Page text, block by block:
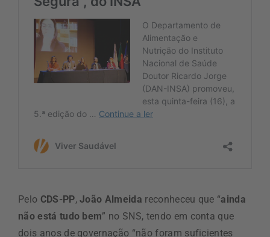
Pelo CDS-PP,João Almeida reconheceu que “ainda
não está tudo bem” no SNS, tendo em conta que
dois anos de governação “não foram suficientes